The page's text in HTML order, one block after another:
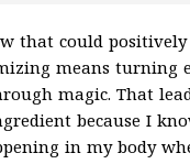
that could positively
means turning
magic. That
because I
in my body